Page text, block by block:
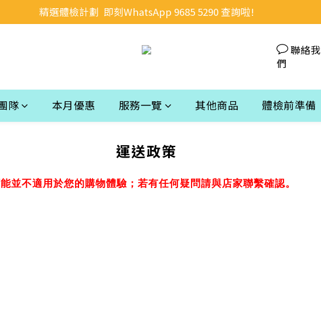
精選體檢計劃  即刻WhatsApp 9685 5290 查詢啦!
聯絡我
們
隊 本月優惠 服務一覽 其他商品 體檢前準備
運送政策
並不適用於您的購物體驗；若有任何疑問請與店家聯繫確認。